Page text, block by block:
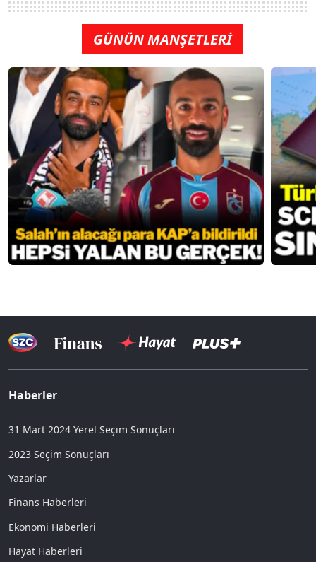
GÜNÜN MANŞETLERİ
Haberler
31 Mart 2024 Yerel Seçim Sonuçları
2023 Seçim Sonuçları
Yazarlar
Finans Haberleri
Ekonomi Haberleri
Hayat Haberleri